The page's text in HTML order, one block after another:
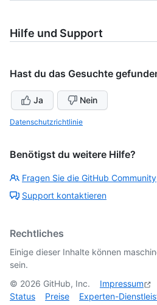
Hilfe und Support
Hast du das Gesuchte
Ja Nein
Datenschutzrichtlinie
Benötigst du weitere Hilfe?
Fragen Sie die GitHub Community
Support kontaktieren
Rechtliches
Einige dieser Inhalte können
sein.
© 2026 GitHub, Inc. Impressum
Status
Preise Experten-